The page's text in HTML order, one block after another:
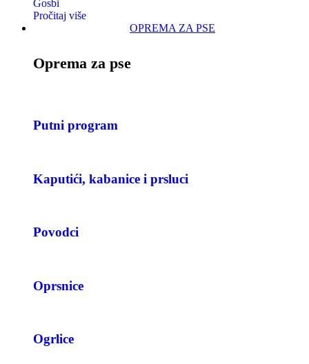
Gosbi
Pročitaj više
OPREMA ZA PSE
Oprema za pse
Putni program
Kaputići, kabanice i prsluci
Povodci
Oprsnice
Ogrlice